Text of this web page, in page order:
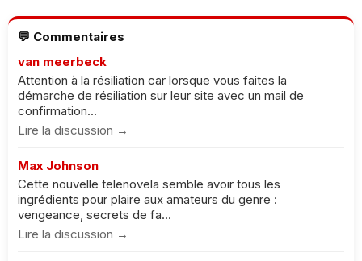
💬 Commentaires
van meerbeck
Attention à la résiliation car lorsque vous faites la
démarche de résiliation sur leur site avec un mail de
confirmation...
Lire la discussion →
Max Johnson
Cette nouvelle telenovela semble avoir tous les
ingrédients pour plaire aux amateurs du genre :
vengeance, secrets de fa...
Lire la discussion →